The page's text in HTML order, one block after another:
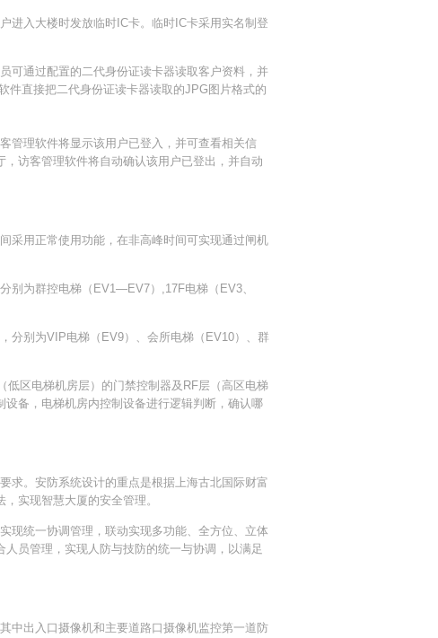
入大楼时发放临时IC卡。临时IC卡采用实名制登
通过配置的二代身份证读卡器读取客户资料，并
件直接把二代身份证读卡器读取的JPG图片格式的
理软件将显示该用户已登入，并可查看相关信
访客管理软件将自动确认该用户已登出，并自动
用正常使用功能，在非高峰时间可实现通过闸机
为群控电梯（EV1—EV7）,17F电梯（EV3、
别为VIP电梯（EV9）、会所电梯（EV10）、群
区电梯机房层）的门禁控制器及RF层（高区电梯
备，电梯机房内控制设备进行逻辑判断，确认哪
。安防系统设计的重点是根据上海古北国际财富
实现智慧大厦的安全管理。
统一协调管理，联动实现多功能、全方位、立体
员管理，实现人防与技防的统一与协调，以满足
出入口摄像机和主要道路口摄像机监控第一道防